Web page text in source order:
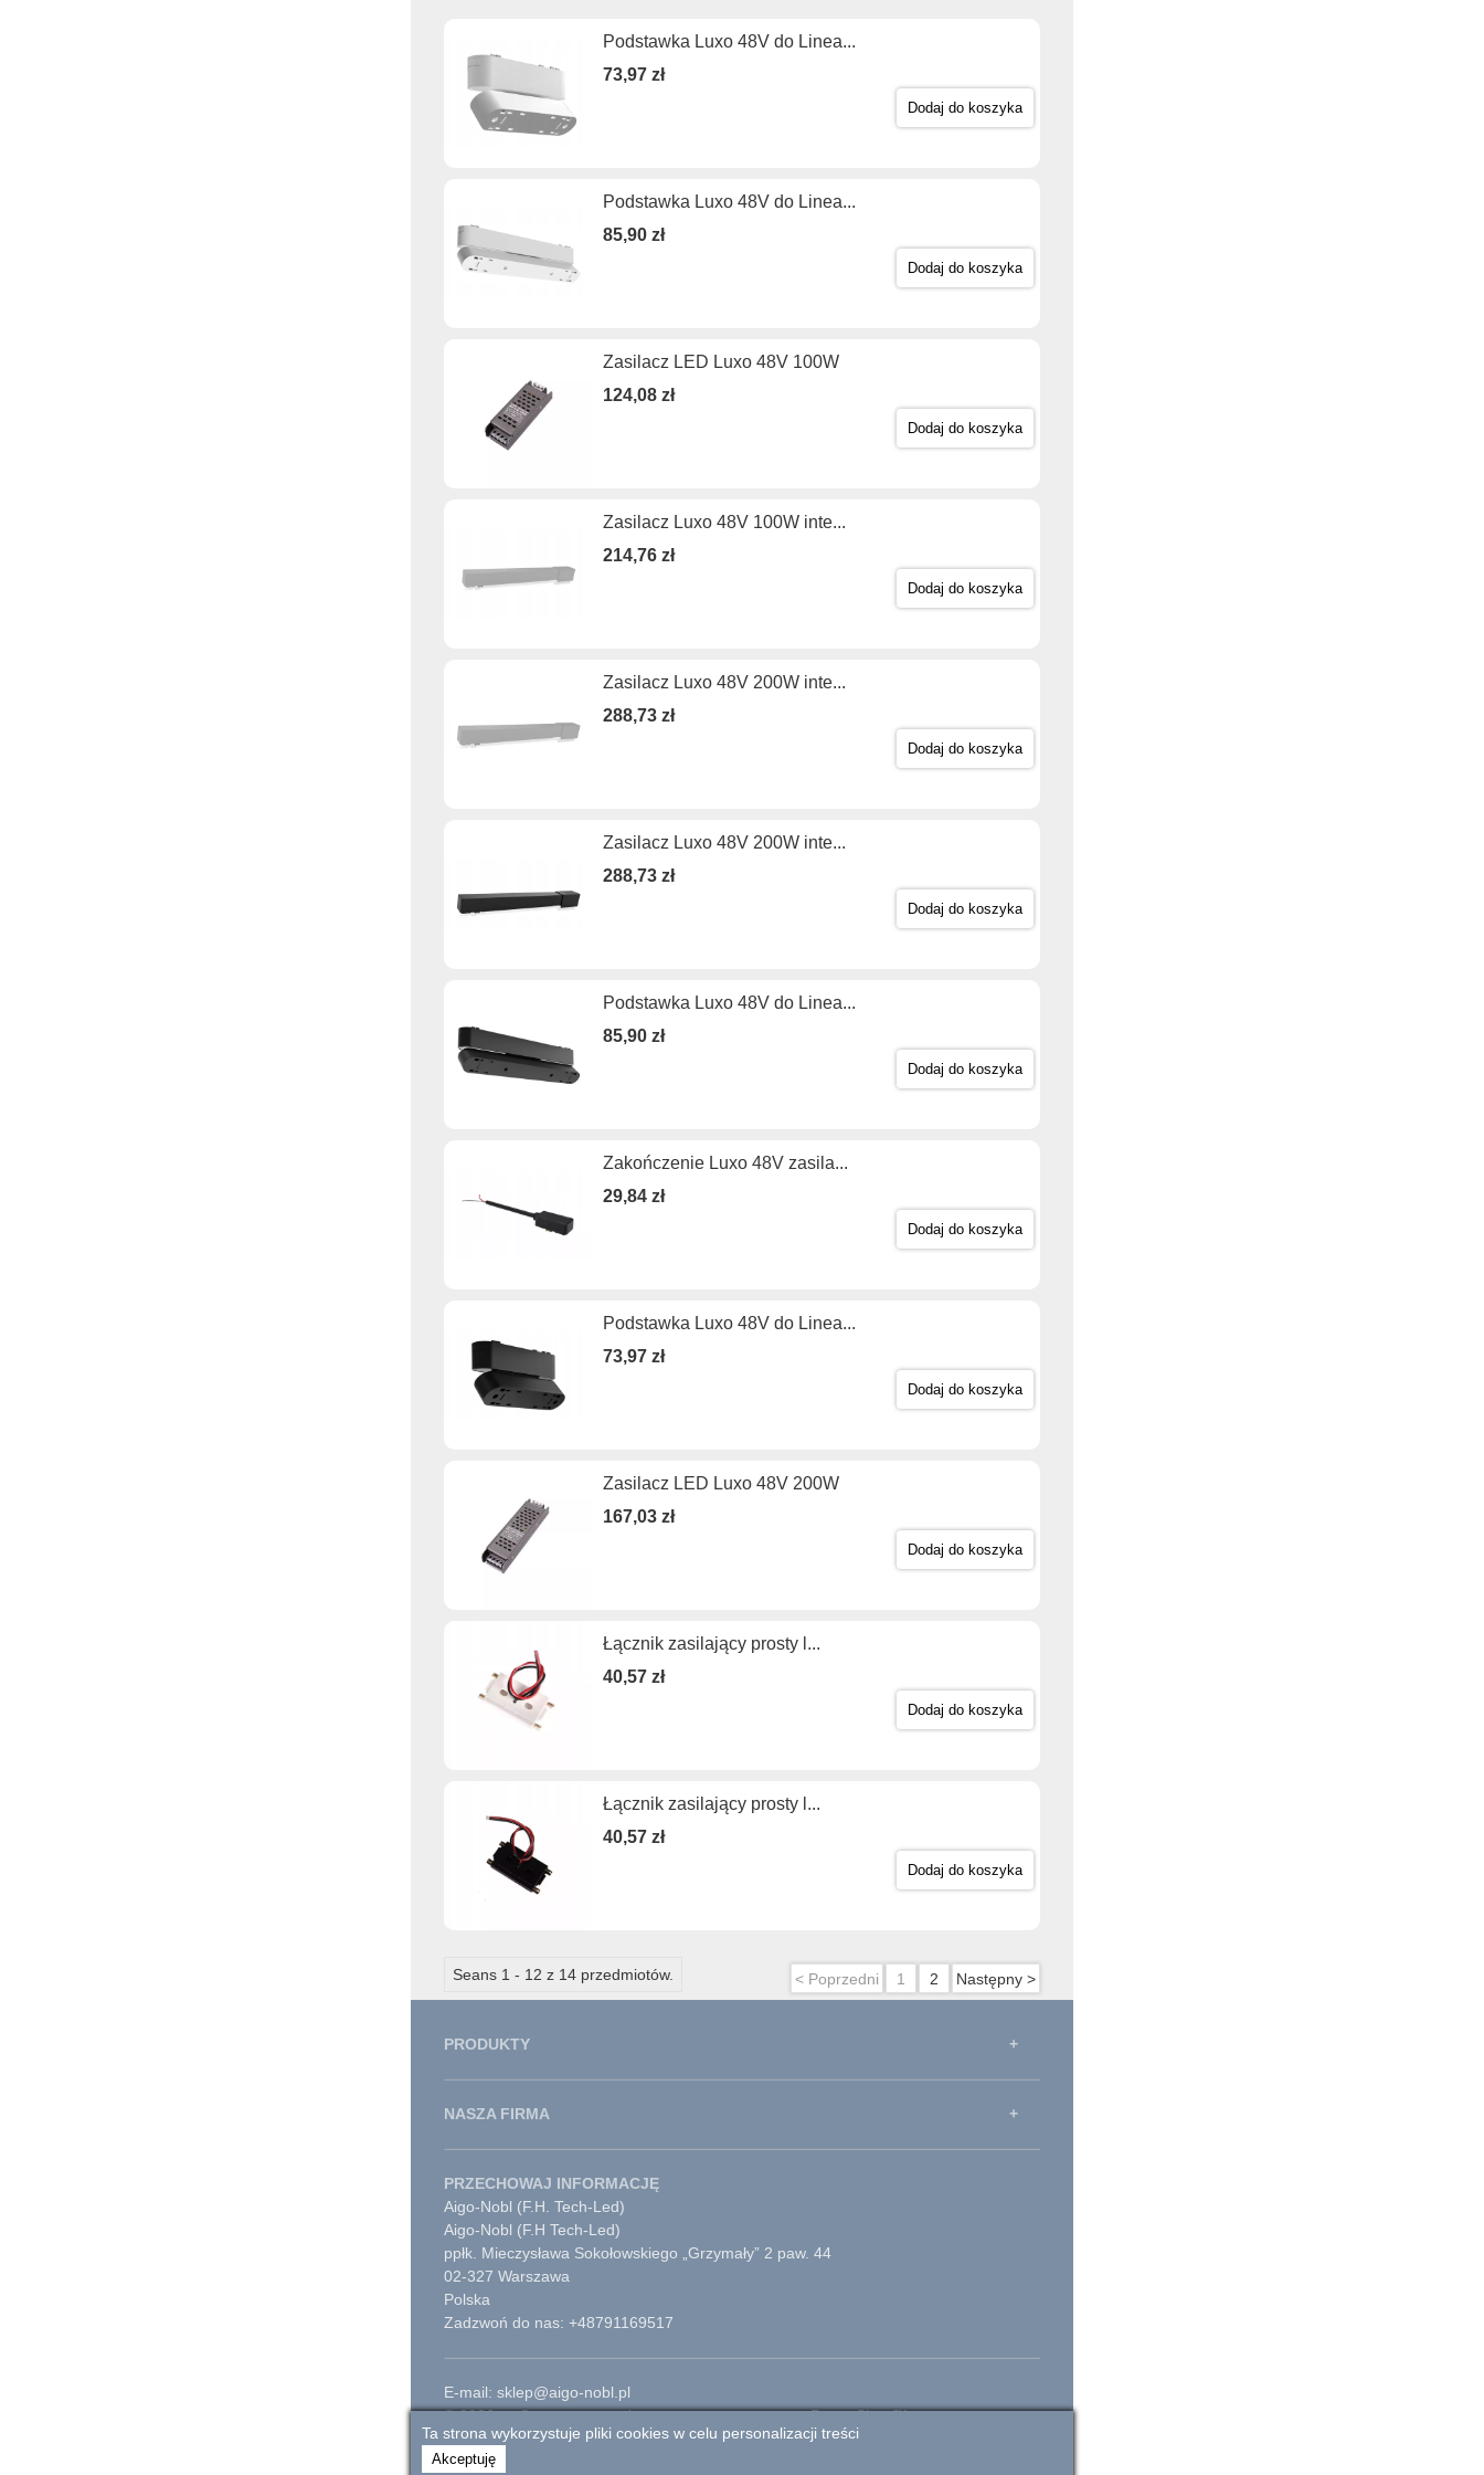
Podstawka Luxo 48V do Linea...
73,97 zł
Dodaj do koszyka
Podstawka Luxo 48V do Linea...
85,90 zł
Dodaj do koszyka
Zasilacz LED Luxo 48V 100W
124,08 zł
Dodaj do koszyka
Zasilacz Luxo 48V 100W inte...
214,76 zł
Dodaj do koszyka
Zasilacz Luxo 48V 200W inte...
288,73 zł
Dodaj do koszyka
Zasilacz Luxo 48V 200W inte...
288,73 zł
Dodaj do koszyka
Podstawka Luxo 48V do Linea...
85,90 zł
Dodaj do koszyka
Zakończenie Luxo 48V zasila...
29,84 zł
Dodaj do koszyka
Podstawka Luxo 48V do Linea...
73,97 zł
Dodaj do koszyka
Zasilacz LED Luxo 48V 200W
167,03 zł
Dodaj do koszyka
Łącznik zasilający prosty l...
40,57 zł
Dodaj do koszyka
Łącznik zasilający prosty l...
40,57 zł
Dodaj do koszyka
Seans 1 - 12 z 14 przedmiotów. < Poprzedni 1 2 Następny >
PRODUKTY
NASZA FIRMA
PRZECHOWAJ INFORMACJĘ
Aigo-Nobl (F.H. Tech-Led)
Aigo-Nobl (F.H Tech-Led)
ppłk. Mieczysława Sokołowskiego „Grzymały” 2 paw. 44
02-327 Warszawa
Polska
Zadzwoń do nas: +48791169517
E-mail: sklep@aigo-nobl.pl
© 2026 — Oprogramowanie e-commerce autorstwa PrestaShop™
Przejdź do strony głównej
Ta strona wykorzystuje pliki cookies w celu personalizacji treści
Akceptuję